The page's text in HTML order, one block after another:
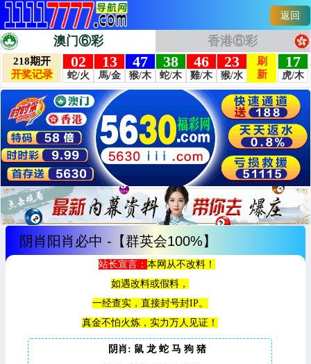
返回
澳门⑥彩 香港⑥彩